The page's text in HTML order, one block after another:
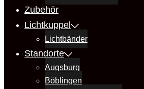
Zubehör
Lichtkuppel
Lichtbänder
Standorte
Augsburg
Böblingen